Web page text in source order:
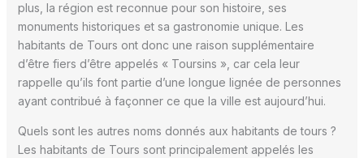
plus, la région est reconnue pour son histoire, ses
monuments historiques et sa gastronomie unique. Les
habitants de Tours ont donc une raison supplémentaire
d’être fiers d’être appelés « Toursins », car cela leur
rappelle qu’ils font partie d’une longue lignée de personnes
ayant contribué à façonner ce que la ville est aujourd’hui.
Quels sont les autres noms donnés aux habitants de tours ?
Les habitants de Tours sont principalement appelés les